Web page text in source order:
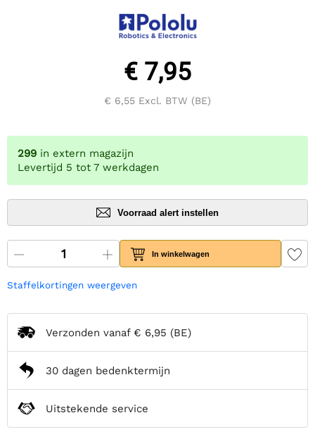
€ 7,95
€ 6,55 Excl. BTW (BE)
299 in extern magazijn
Levertijd 5 tot 7 werkdagen
Voorraad alert instellen
In winkelwagen
Staffelkortingen weergeven
Verzonden vanaf € 6,95 (BE)
30 dagen bedenktermijn
Uitstekende service